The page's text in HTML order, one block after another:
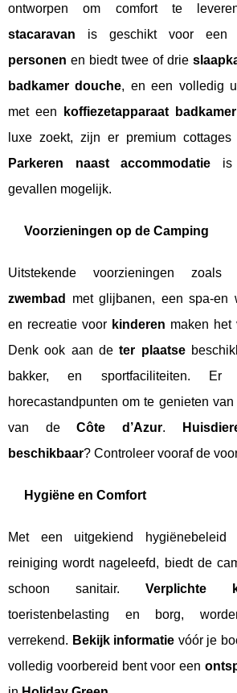
ontworpen om comfort te
stacaravan is geschikt voor een
personen en biedt twee of drie
badkamer douche, en een volledig
met een
koffiezetapparaat badkamer
luxe zoekt, zijn er premium cottages
Parkeren naast accommodatie is
gevallen mogelijk.
Voorzieningen op de Camping
Uitstekende voorzieningen zoals
zwembad
met glijbanen, een spa-en
en recreatie voor kinderen maken het
Denk ook aan deter plaatse
bakker, en sportfaciliteiten. Er
horecastandpunten om te genieten
van deCôte d’Azur.
beschikbaar? Controleer vooraf de
Hygiëne en Comfort
Met een uitgekiend hygiënebeleid
reiniging wordt nageleefd, biedt de
schoon sanitair.Verplichte
toeristenbelasting en borg,
verrekend. Bekijk informatie vóór je
volledig voorbereid bent voor een